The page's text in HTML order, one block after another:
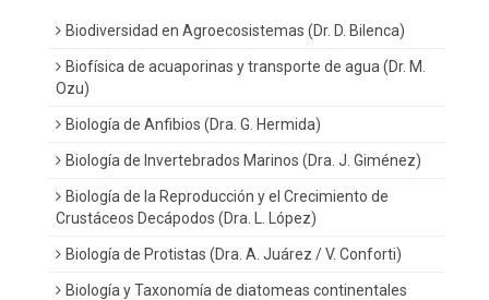
Biodiversidad en Agroecosistemas (Dr. D. Bilenca)
Biofísica de acuaporinas y transporte de agua (Dr. M.
Ozu)
Biología de Anfibios (Dra. G. Hermida)
Biología de Invertebrados Marinos (Dra. J. Giménez)
Biología de la Reproducción y el Crecimiento de
Crustáceos Decápodos (Dra. L. López)
Biología de Protistas (Dra. A. Juárez / V. Conforti)
Biología y Taxonomía de diatomeas continentales